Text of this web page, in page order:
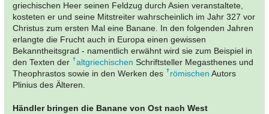
griechischen Heer seinen Feldzug durch Asien veranstaltete,
kosteten er und seine Mitstreiter wahrscheinlich im Jahr 327 vor
Christus zum ersten Mal eine Banane. In den folgenden Jahren
erlangte die Frucht auch in Europa einen gewissen
Bekanntheitsgrad - namentlich erwähnt wird sie zum Beispiel in
den Texten der
altgriechischen Schriftsteller Megasthenes und
Theophrastos sowie in den Werken des
römischen Autors
Plinius des Älteren.
Händler bringen die Banane von Ost nach West